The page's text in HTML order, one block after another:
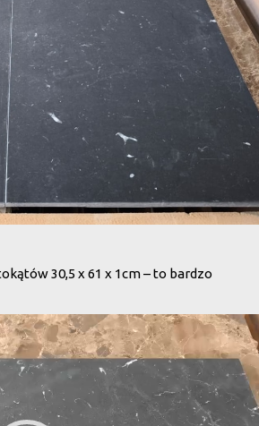
30,5 x 61 x 1cm – to bardzo